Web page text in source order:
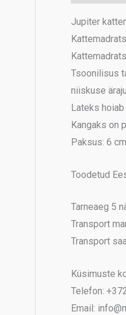
Jupiter
Tsoonilisus
niiskuse
Lateks
Kangaks on
Paksus: 6 cm
Toodetud
Tarneaeg 5
Transport
Transport
Küsimuste
Telefon:
Email: